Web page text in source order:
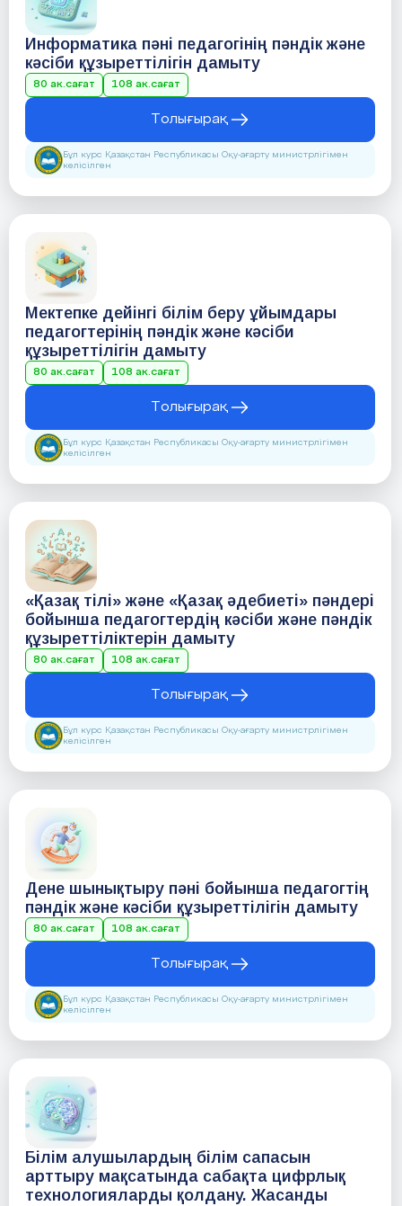
Информатика пәні педагогінің пәндік және
кәсіби құзыреттілігін дамыту
80 ак.сағат 108 ак.сағат
Толығырақ
Бұл курс Қазақстан Республикасы Оқу-ағарту министрлігімен
келісілген
Мектепке дейінгі білім беру ұйымдары
педагогтерінің пәндік және кәсіби
құзыреттілігін дамыту
80 ак.сағат 108 ак.сағат
Толығырақ
Бұл курс Қазақстан Республикасы Оқу-ағарту министрлігімен
келісілген
«Қазақ тілі» және «Қазақ әдебиеті» пәндері
бойынша педагогтердің кәсіби және пәндік
құзыреттіліктерін дамыту
80 ак.сағат 108 ак.сағат
Толығырақ
Бұл курс Қазақстан Республикасы Оқу-ағарту министрлігімен
келісілген
Дене шынықтыру пәні бойынша педагогтің
пәндік және кәсіби құзыреттілігін дамыту
80 ак.сағат 108 ак.сағат
Толығырақ
Бұл курс Қазақстан Республикасы Оқу-ағарту министрлігімен
келісілген
Білім алушылардың білім сапасын
арттыру мақсатында сабақта цифрлық
технологияларды қолдану. Жасанды